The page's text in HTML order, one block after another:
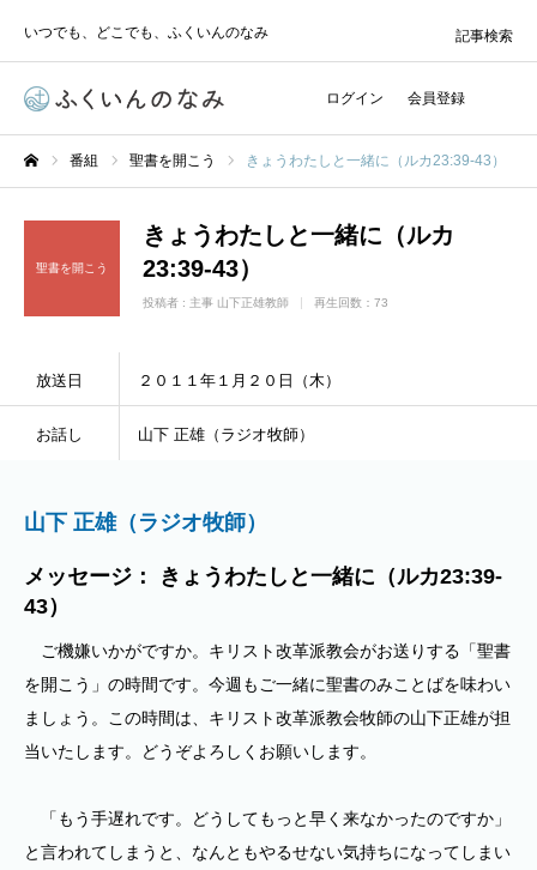
いつでも、どこでも、ふくいんのなみ
ログイン 会員登録
記事検索
番組 聖書を開こう きょうわたしと一緒に（ルカ23:39-43）
聖書を開こう
きょうわたしと一緒に（ルカ
23:39-43）
投稿者 : 主事 山下正雄教師 再生回数：73
放送日 ２０１１年１月２０日（木）
お話し 山下 正雄（ラジオ牧師）
山下 正雄（ラジオ牧師）
メッセージ： きょうわたしと一緒に（ルカ23:39-
43）
ご機嫌いかがですか。キリスト改革派教会がお送りする「聖書
を開こう」の時間です。今週もご一緒に聖書のみことばを味わい
ましょう。この時間は、キリスト改革派教会牧師の山下正雄が担
当いたします。どうぞよろしくお願いします。
「もう手遅れです。どうしてもっと早く来なかったのですか」
と言われてしまうと、なんともやるせない気持ちになってしまい